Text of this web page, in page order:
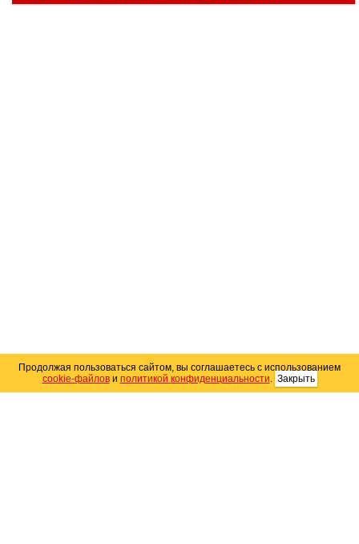
Продолжая пользоваться сайтом, вы соглашаетесь с использованием
cookie-файлови политикой конфиденциальности. Закрыть